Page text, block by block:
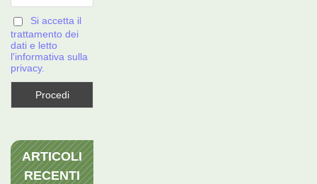
Si accetta il
trattamento dei
dati e letto
l'informativa sulla
privacy.
ARTICOLI
RECENTI